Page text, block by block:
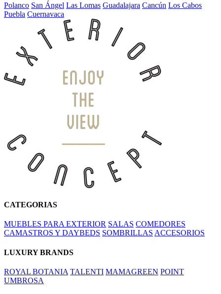
Polanco San Ángel Las Lomas Guadalajara Cancún Los Cabos
Puebla Cuernavaca
CATEGORIAS
MUEBLES PARA EXTERIOR SALAS COMEDORES
CAMASTROS Y DAYBEDS SOMBRILLAS ACCESORIOS
LUXURY BRANDS
ROYAL BOTANIA TALENTI MAMAGREEN POINT
UMBROSA